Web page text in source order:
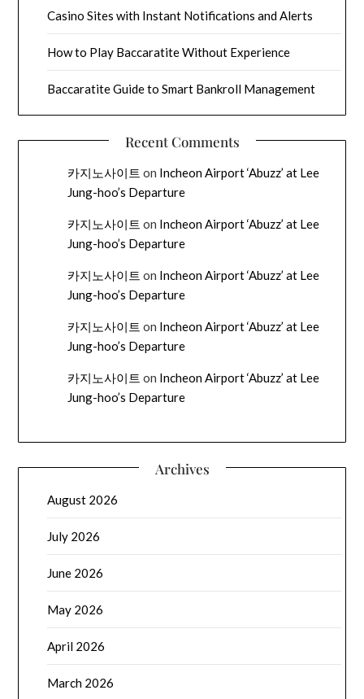
Casino Sites with Instant Notifications and Alerts
How to Play Baccaratite Without Experience
Baccaratite Guide to Smart Bankroll Management
Recent Comments
카지노사이트 on Incheon Airport ‘Abuzz’ at Lee
Jung-hoo’s Departure
카지노사이트 on Incheon Airport ‘Abuzz’ at Lee
Jung-hoo’s Departure
카지노사이트 on Incheon Airport ‘Abuzz’ at Lee
Jung-hoo’s Departure
카지노사이트 on Incheon Airport ‘Abuzz’ at Lee
Jung-hoo’s Departure
카지노사이트 on Incheon Airport ‘Abuzz’ at Lee
Jung-hoo’s Departure
Archives
August 2026
July 2026
June 2026
May 2026
April 2026
March 2026